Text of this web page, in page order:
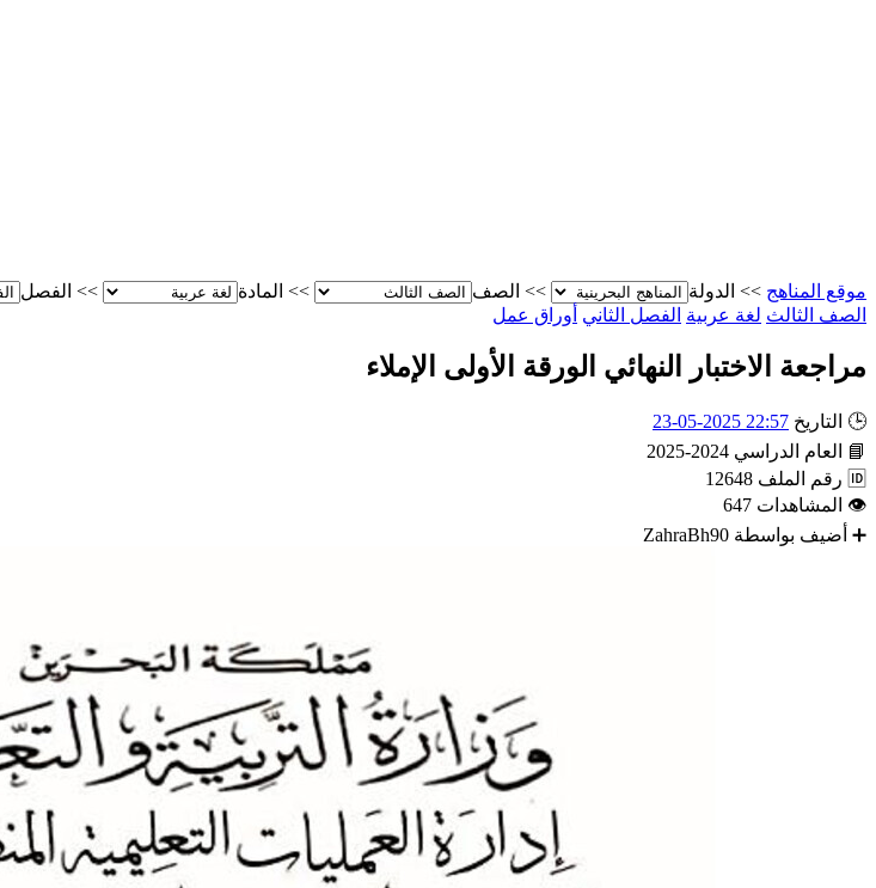
موقع المناهج >> الدولة >> الصف >> المادة >> الفصل
الصف الثالث لغة عربية الفصل الثاني أوراق عمل
مراجعة الاختبار النهائي الورقة الأولى الإملاء
🕒 التاريخ 22:57 2025-05-23
📘
العام الدراسي 2024-2025
🆔 رقم الملف 12648
👁 المشاهدات 647
➕ أضيف بواسطة ZahraBh90